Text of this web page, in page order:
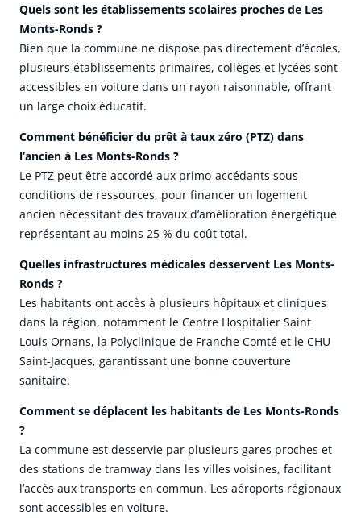
Quels sont les établissements scolaires proches de Les
Monts-Ronds ?
Bien que la commune ne dispose pas directement d’écoles,
plusieurs établissements primaires, collèges et lycées sont
accessibles en voiture dans un rayon raisonnable, offrant
un large choix éducatif.
Comment bénéficier du prêt à taux zéro (PTZ) dans
l’ancien à Les Monts-Ronds ?
Le PTZ peut être accordé aux primo-accédants sous
conditions de ressources, pour financer un logement
ancien nécessitant des travaux d’amélioration énergétique
représentant au moins 25 % du coût total.
Quelles infrastructures médicales desservent Les Monts-
Ronds ?
Les habitants ont accès à plusieurs hôpitaux et cliniques
dans la région, notamment le Centre Hospitalier Saint
Louis Ornans, la Polyclinique de Franche Comté et le CHU
Saint-Jacques, garantissant une bonne couverture
sanitaire.
Comment se déplacent les habitants de Les Monts-Ronds
?
La commune est desservie par plusieurs gares proches et
des stations de tramway dans les villes voisines, facilitant
l’accès aux transports en commun. Les aéroports régionaux
sont accessibles en voiture.